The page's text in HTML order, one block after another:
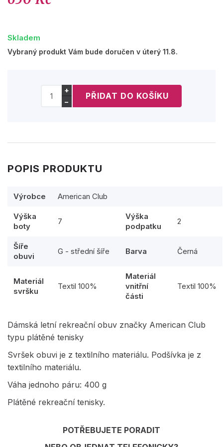
Skladem
Vybraný produkt Vám bude doručen v úterý 11.8.
+
−
POPIS PRODUKTU
Výrobce American Club
Výška
boty
7
Výška
podpatku
2
Šíře
obuvi
G - střední šíře Barva Černá
Materiál
svršku
Textil 100%
Materiál
vnitřní
části
Textil 100%
Dámská letní rekreační obuv značky American Club
typu plátěné tenisky
Svršek obuvi je z textilního materiálu. Podšívka je z
textilního materiálu.
Váha jednoho páru: 400 g
Plátěné rekreační tenisky.
POTŘEBUJETE PORADIT